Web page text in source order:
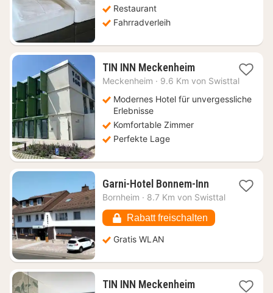
Restaurant
Fahrradverleih
TIN INN Meckenheim1
Nacht
83,34
Meckenheim · 9.6 Km von Swisttal
Modernes Hotel für unvergessliche
Erlebnisse
Komfortable Zimmer
Perfekte Lage
Garni-Hotel Bonnem-Inn1
Nacht
83,89
€
Bornheim · 8.7 Km von Swisttal
Rabatt freischalten
Gratis WLAN
TIN INN Meckenheim1